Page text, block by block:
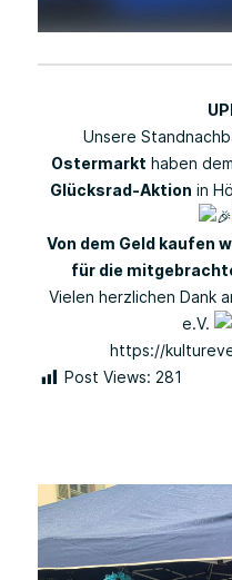
Unsere
Ostermarkt haben
Glücksrad-Aktion in
Von dem Geld kaufen
für die
Vielen herzlichen Dank
e.V.
https://
Post Views: 281